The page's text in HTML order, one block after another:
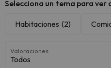
Selecciona un tema para ver
Habitaciones (2)
Valoraciones
Todos